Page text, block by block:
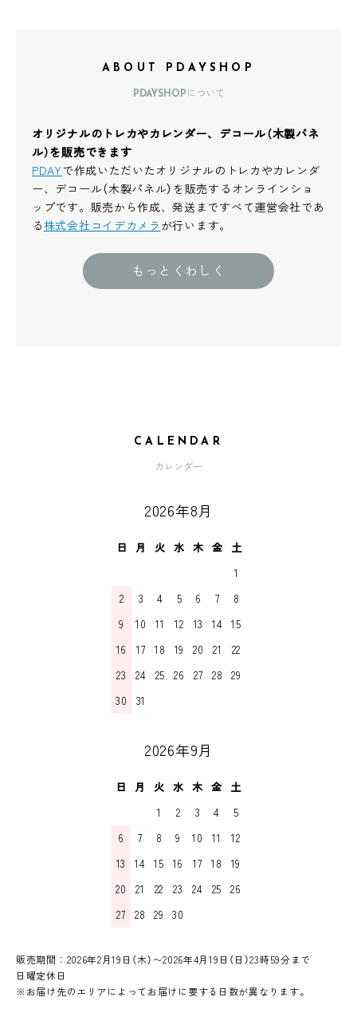
ABOUT PDAYSHOP
PDAYSHOPについて
オリジナルのトレカやカレンダー、デコール（木製パネ
ル）を販売できます
PDAY で作成いただいたオリジナルのトレカやカレンダ
ー、デコール（木製パネル）を販売するオンラインショ
ップです。販売から作成、発送まですべて運営会社であ
る株式会社コイデカメラ が行います。
もっとくわしく
CALENDAR
カレンダー
2026年8月
日 月 火 水 木 金 土
1
2
3 4 5 6 7
8
9
10 11 12 13 14 15
16
17 18 19 20 21
22
23
24 25 26 27 28
29
30
31
2026年9月
日 月 火 水 木 金 土
1
2 3 4
5
6
7 8 9 10 11
12
13
14 15 16 17 18
19
20
21 22 23 24 25
26
27
28 29 30
販売期間：2026年2月19日（木）〜2026年4月19日（日）23時59分まで
日曜定休日
※お届け先のエリアによってお届けに要する日数が異なります。